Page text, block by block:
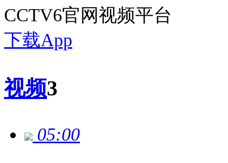
CCTV6官网视频平台
下载App
视频3
05:00